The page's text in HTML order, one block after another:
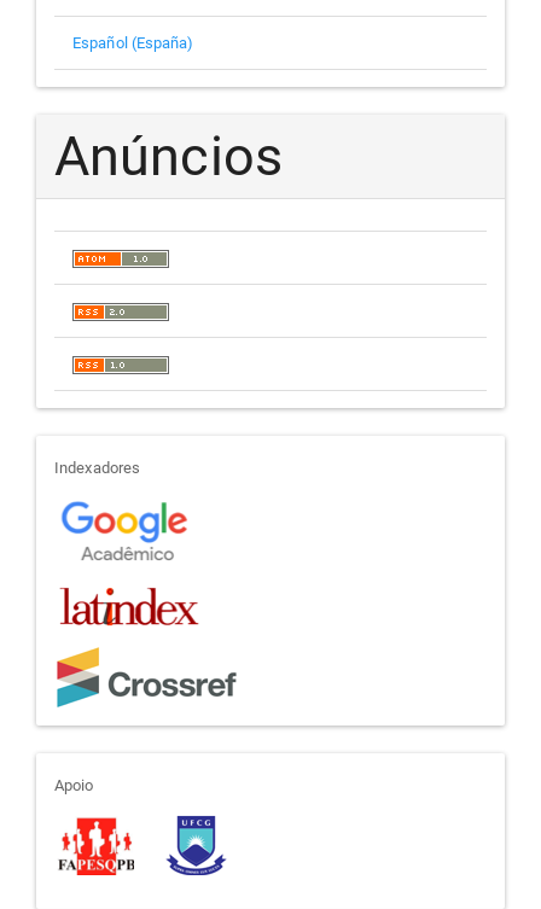
Español (España)
Anúncios
indexadores
Indexadores
apoio
Apoio